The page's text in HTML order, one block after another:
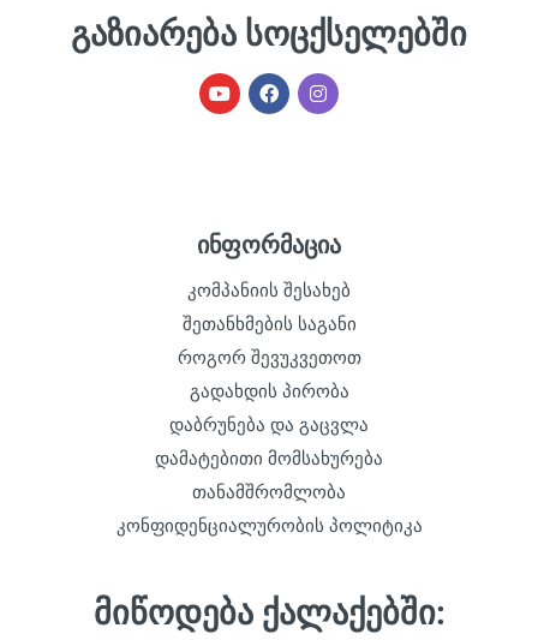
გაზიარება სოცქსელებში
ინფორმაცია
კომპანიის შესახებ
შეთანხმების საგანი
როგორ შევუკვეთოთ
გადახდის პირობა
დაბრუნება და გაცვლა
დამატებითი მომსახურება
თანამშრომლობა
კონფიდენციალურობის პოლიტიკა
მიწოდება ქალაქებში: